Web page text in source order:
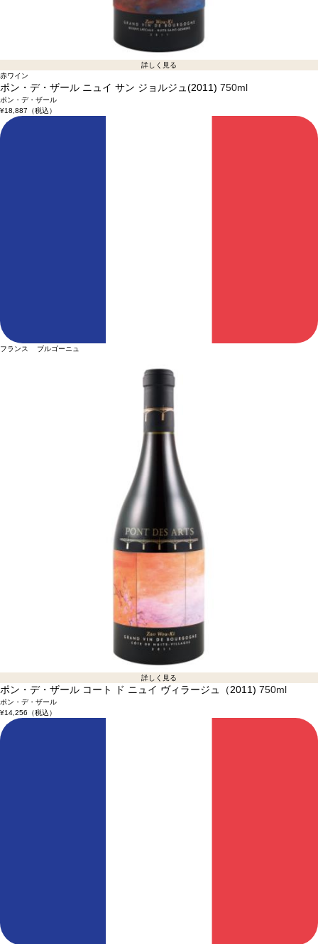
詳しく見る
赤ワイン
ポン・デ・ザール ニュイ サン ジョルジュ(2011) 750ml
ポン・デ・ザール
¥18,887 （税込）
フランス ブルゴーニュ
詳しく見る
ポン・デ・ザール コート ド ニュイ ヴィラージュ（2011) 750ml
ポン・デ・ザール
¥14,256 （税込）